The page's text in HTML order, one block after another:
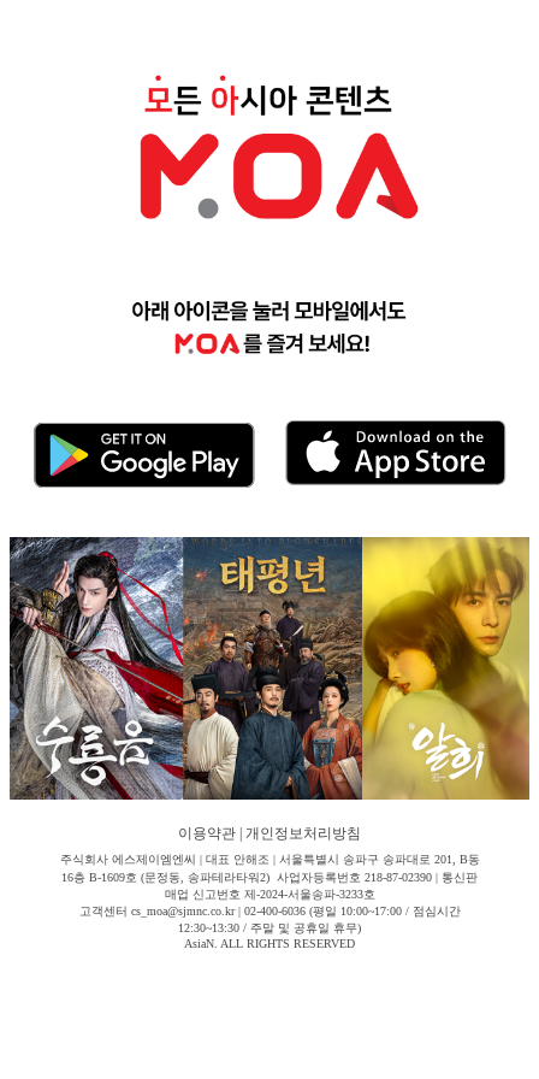
이용약관 개인정보처리방침
주식회사 에스제이엠엔씨 | 대표 안해조 | 서울특별시 송파구 송파대로 201, B동
16층 B-1609호 (문정동, 송파테라타워2) 사업자등록번호 218-87-02390 | 통신판
매업 신고번호 제-2024-서울송파-3233호
고객센터 cs_moa@sjmnc.co.kr | 02-400-6036 (평일 10:00~17:00 / 점심시간
12:30~13:30 / 주말 및 공휴일 휴무)
AsiaN. ALL RIGHTS RESERVED